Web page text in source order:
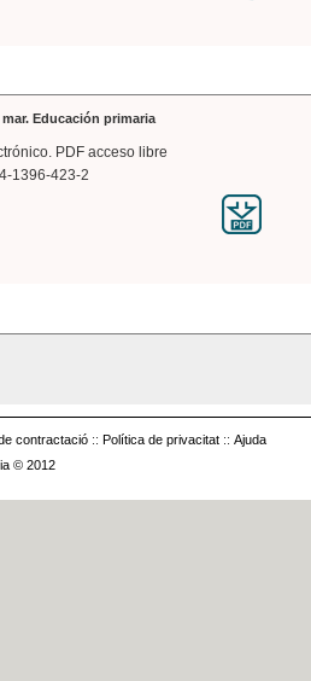
Educación primaria
PDF acceso libre
1396-423-2
contractació :: Política de privacitat :: Ajuda
© 2012